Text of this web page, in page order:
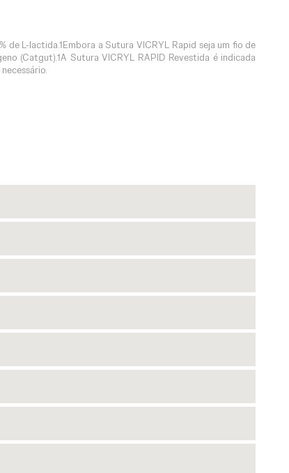
L-lactida.1Embora a Sutura VICRYL Rapid seja um fio de
(Catgut).1A Sutura VICRYL RAPID Revestida é indicada